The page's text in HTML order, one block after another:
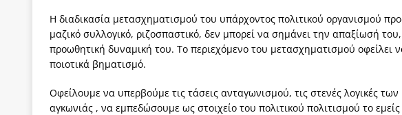
Η διαδικασία μετασχηματισμού του υπάρχοντος πολιτικού οργανισμού
μαζικό συλλογικό, ριζοσπαστικό, δεν μπορεί να σημάνει την απαξίωσή
προωθητική δυναμική του. Το περιεχόμενο του μετασχηματισμού οφείλει
ποιοτικά βηματισμό.
Οφείλουμε να υπερβούμε τις τάσεις ανταγωνισμού, τις στενές λογικές
αγκωνιάς , να εμπεδώσουμε ως στοιχείο του πολιτικού πολιτισμού το